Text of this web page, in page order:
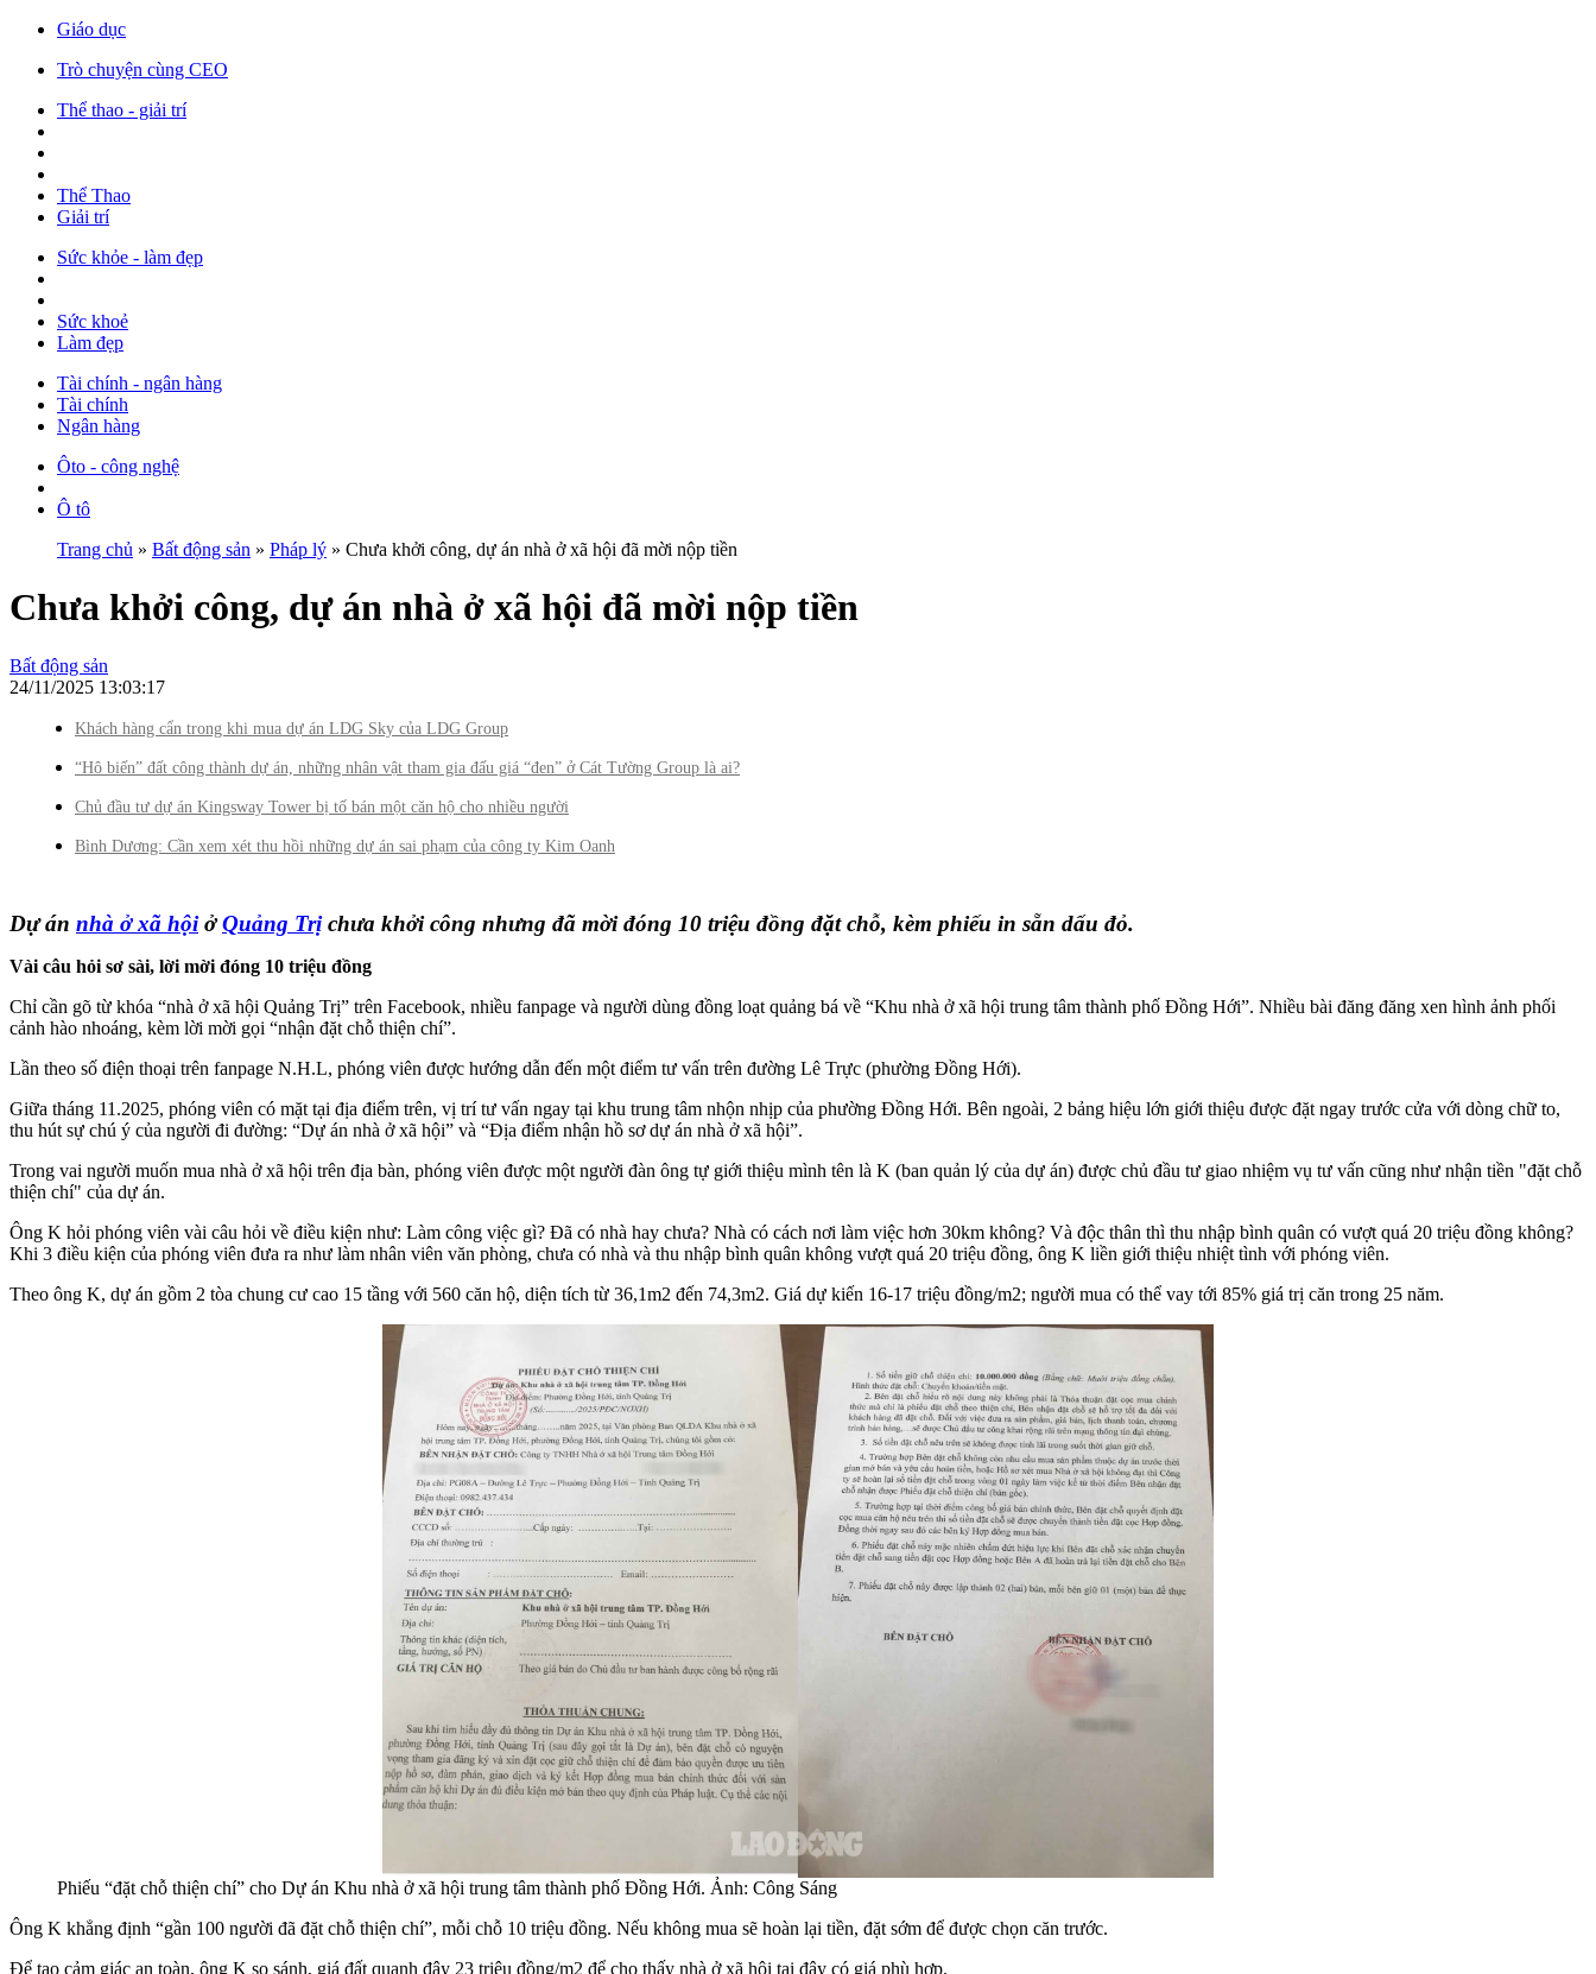
Giáo dục
Trò chuyện cùng CEO
Thể thao - giải trí
Thể Thao
Giải trí
Sức khỏe - làm đẹp
Sức khoẻ
Làm đẹp
Tài chính - ngân hàng
Tài chính
Ngân hàng
Ôto - công nghệ
Ô tô
Trang chủ » Bất động sản » Pháp lý » Chưa khởi công, dự án nhà ở xã hội đã mời nộp tiền
Chưa khởi công, dự án nhà ở xã hội đã mời nộp tiền
Bất động sản
24/11/2025 13:03:17
Khách hàng cẩn trong khi mua dự án LDG Sky của LDG Group
“Hô biến” đất công thành dự án, những nhân vật tham gia đấu giá “đen” ở Cát Tường Group là ai?
Chủ đầu tư dự án Kingsway Tower bị tố bán một căn hộ cho nhiều người
Bình Dương: Cần xem xét thu hồi những dự án sai phạm của công ty Kim Oanh
Dự án nhà ở xã hộiởQuảng Trịchưa khởi công nhưng đã mời đóng 10 triệu đồng đặt chỗ, kèm phiếu in sẵn dấu đỏ.
Vài câu hỏi sơ sài, lời mời đóng 10 triệu đồng
Chỉ cần gõ từ khóa “nhà ở xã hội Quảng Trị” trên Facebook, nhiều fanpage và người dùng đồng loạt quảng bá về “Khu nhà ở xã hội trung tâm thành phố Đồng Hới”. Nhiều bài đăng đăng xen hình ảnh phối
cảnh hào nhoáng, kèm lời mời gọi “nhận đặt chỗ thiện chí”.
Lần theo số điện thoại trên fanpage N.H.L, phóng viên được hướng dẫn đến một điểm tư vấn trên đường Lê Trực (phường Đồng Hới).
Giữa tháng 11.2025, phóng viên có mặt tại địa điểm trên, vị trí tư vấn ngay tại khu trung tâm nhộn nhịp của phường Đồng Hới. Bên ngoài, 2 bảng hiệu lớn giới thiệu được đặt ngay trước cửa với dòng chữ to,
thu hút sự chú ý của người đi đường: “Dự án nhà ở xã hội” và “Địa điểm nhận hồ sơ dự án nhà ở xã hội”.
Trong vai người muốn mua nhà ở xã hội trên địa bàn, phóng viên được một người đàn ông tự giới thiệu mình tên là K (ban quản lý của dự án) được chủ đầu tư giao nhiệm vụ tư vấn cũng như nhận tiền "đặt chỗ
thiện chí" của dự án.
Ông K hỏi phóng viên vài câu hỏi về điều kiện như: Làm công việc gì? Đã có nhà hay chưa? Nhà có cách nơi làm việc hơn 30km không? Và độc thân thì thu nhập bình quân có vượt quá 20 triệu đồng không?
Khi 3 điều kiện của phóng viên đưa ra như làm nhân viên văn phòng, chưa có nhà và thu nhập bình quân không vượt quá 20 triệu đồng, ông K liền giới thiệu nhiệt tình với phóng viên.
Theo ông K, dự án gồm 2 tòa chung cư cao 15 tầng với 560 căn hộ, diện tích từ 36,1m2 đến 74,3m2. Giá dự kiến 16-17 triệu đồng/m2; người mua có thể vay tới 85% giá trị căn trong 25 năm.
Phiếu “đặt chỗ thiện chí” cho Dự án Khu nhà ở xã hội trung tâm thành phố Đồng Hới. Ảnh: Công Sáng
Ông K khẳng định “gần 100 người đã đặt chỗ thiện chí”, mỗi chỗ 10 triệu đồng. Nếu không mua sẽ hoàn lại tiền, đặt sớm để được chọn căn trước.
Để tạo cảm giác an toàn, ông K so sánh, giá đất quanh đây 23 triệu đồng/m2 để cho thấy nhà ở xã hội tại đây có giá phù hợp.